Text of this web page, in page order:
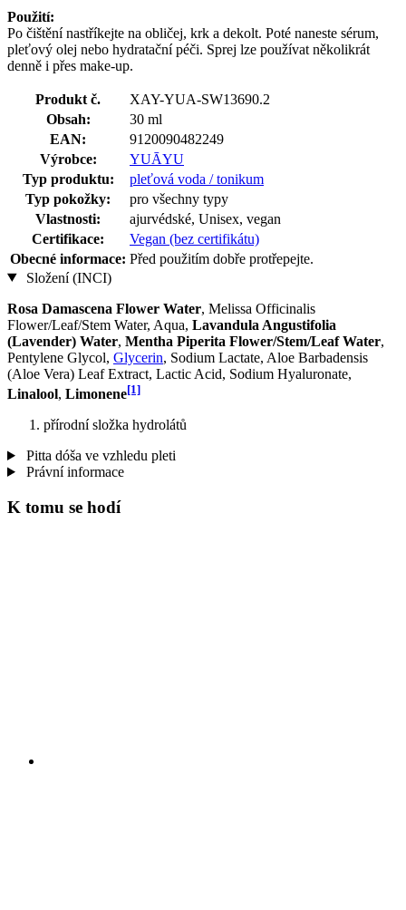
Použití:
Po čištění nastříkejte na obličej, krk a dekolt. Poté naneste sérum,
pleťový olej nebo hydratační péči. Sprej lze používat několikrát
denně i přes make-up.
Produkt č.
XAY-YUA-SW13690.2
Obsah:
30 ml
EAN:
9120090482249
Výrobce:
YUĀYU
Typ produktu:
pleťová voda / tonikum
Typ pokožky:
pro všechny typy
Vlastnosti:
ajurvédské, Unisex, vegan
Certifikace:
Vegan (bez certifikátu)
Obecné informace: Před použitím dobře protřepejte.
Složení (INCI)
Rosa Damascena Flower Water, Melissa Officinalis
Flower/Leaf/Stem Water, Aqua, Lavandula Angustifolia
(Lavender) Water, Mentha Piperita Flower/Stem/Leaf Water,
Pentylene Glycol, Glycerin, Sodium Lactate, Aloe Barbadensis
(Aloe Vera) Leaf Extract, Lactic Acid, Sodium Hyaluronate,
Linalool, Limonene[1]
přírodní složka hydrolátů
Pitta dóša ve vzhledu pleti
Právní informace
K tomu se hodí